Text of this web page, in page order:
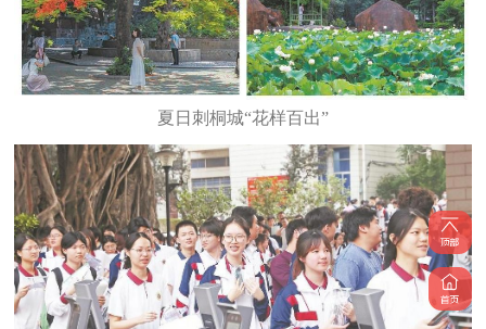
夏日刺桐城“花样百出”